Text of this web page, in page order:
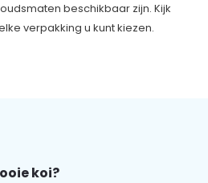
beschikbaar zijn. Kijk
verpakking u kunt kiezen.
koi?